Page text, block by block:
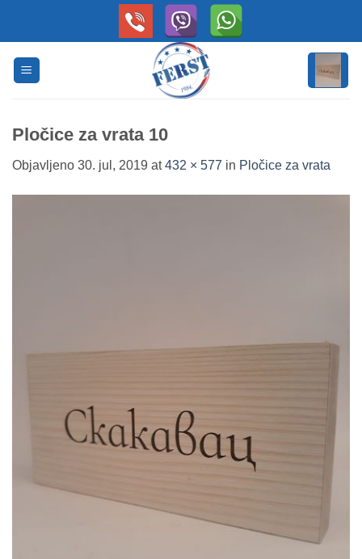
Pločice za vrata 10
Objavljeno 30. jul, 2019 at432 × 577 in Pločice za vrata